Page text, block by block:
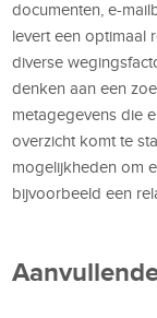
documenten, e-
levert een optimaal
diverse
denken aan een
metagegevens die
overzicht komt te
mogelijkheden om
bijvoorbeeld een